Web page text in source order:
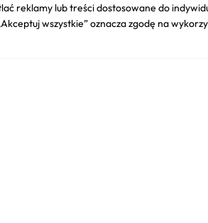
reklamy lub treści dostosowane do
wszystkie” oznacza zgodę na
Regulamin Sklepu